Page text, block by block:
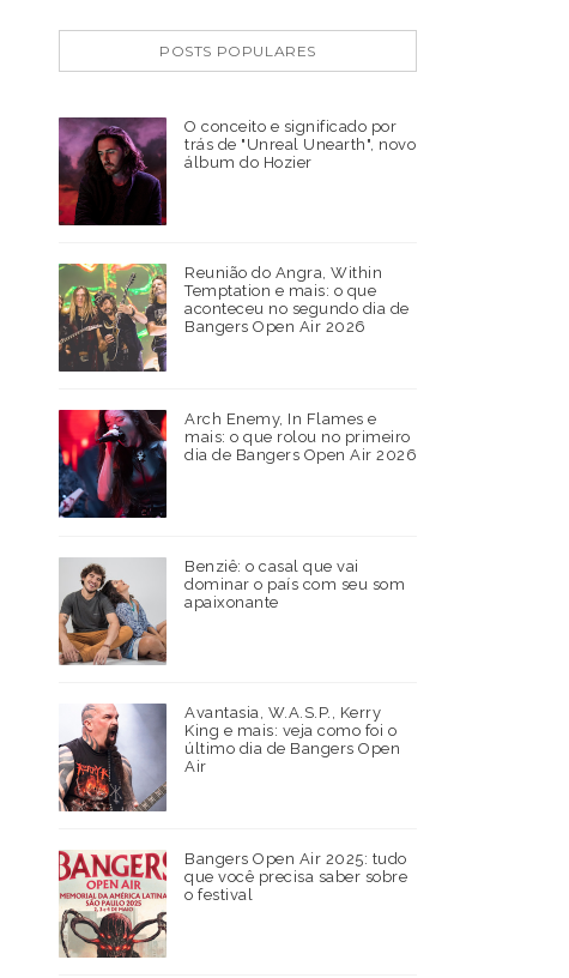
POSTS POPULARES
O conceito e significado por
trás de "Unreal Unearth", novo
álbum do Hozier
Reunião do Angra, Within
Temptation e mais: o que
aconteceu no segundo dia de
Bangers Open Air 2026
Arch Enemy, In Flames e
mais: o que rolou no primeiro
dia de Bangers Open Air 2026
Benziê: o casal que vai
dominar o país com seu som
apaixonante
Avantasia, W.A.S.P., Kerry
King e mais: veja como foi o
último dia de Bangers Open
Air
Bangers Open Air 2025: tudo
que você precisa saber sobre
o festival